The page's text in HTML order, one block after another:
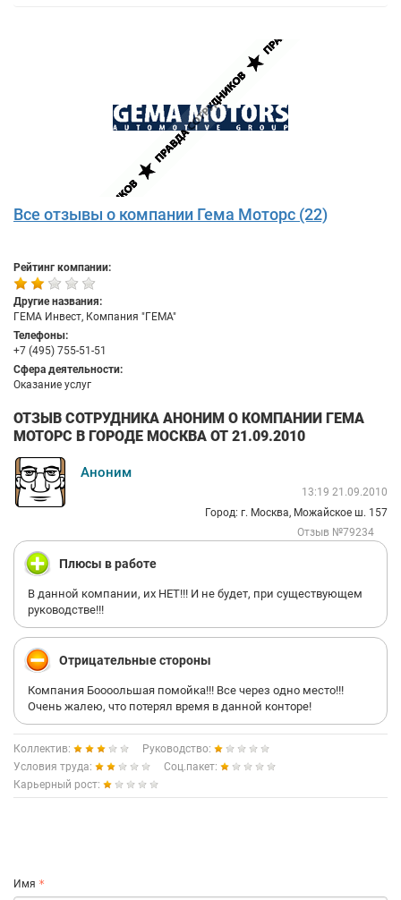
Все отзывы о компании Гема Моторс (22)
Рейтинг компании:
Другие названия:
ГЕМА Инвест, Компания "ГЕМА"
Телефоны:
+7 (495) 755-51-51
Сфера деятельности:
Оказание услуг
ОТЗЫВ СОТРУДНИКА АНОНИМ О КОМПАНИИ ГЕМА
МОТОРС В ГОРОДЕ МОСКВА ОТ 21.09.2010
Аноним
13:19 21.09.2010
Город: г. Москва, Можайское ш. 157
Отзыв №79234
Плюсы в работе
В данной компании, их НЕТ!!! И не будет, при существующем
руководстве!!!
Отрицательные стороны
Компания Боооольшая помойка!!! Все через одно место!!!
Очень жалею, что потерял время в данной конторе!
Коллектив:
Руководство:
Условия труда:
Соц.пакет:
Карьерный рост:
Имя